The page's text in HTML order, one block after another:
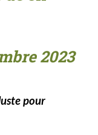
2023
pour